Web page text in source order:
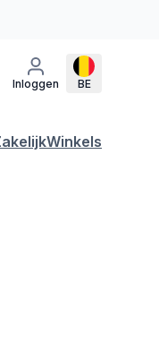
Inloggen BE
Winkels